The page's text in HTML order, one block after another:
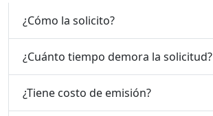
¿Cómo la solicito?
¿Cuánto tiempo demora la solicitud?
¿Tiene costo de emisión?